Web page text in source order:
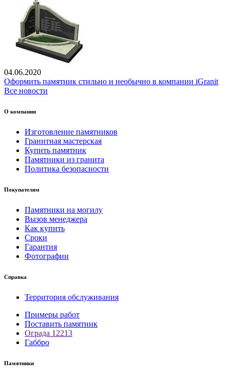
04.06.2020
Оформить памятник стильно и необычно в компании iGranit
Все новости
О компании
Изготовление памятников
Гранитная мастерская
Купить памятник
Памятники из гранита
Политика безопасности
Покупателям
Памятники на могилу
Вызов менеджера
Как купить
Сроки
Гарантия
Фотографии
Справка
Территория обслуживания
Примеры работ
Поставить памятник
Ограда 12213
Габбро
Памятники